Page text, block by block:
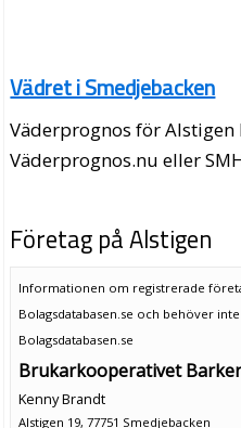
Vädret i Smedjebacken
Väderprognos för
Väderprognos.nu eller
Företag på Alstigen
Informationen om registrerade
Bolagsdatabasen.se och behöver
Bolagsdatabasen.se
Brukarkooperativet
Kenny Brandt
Alstigen 19, 77751 Smedjebacken